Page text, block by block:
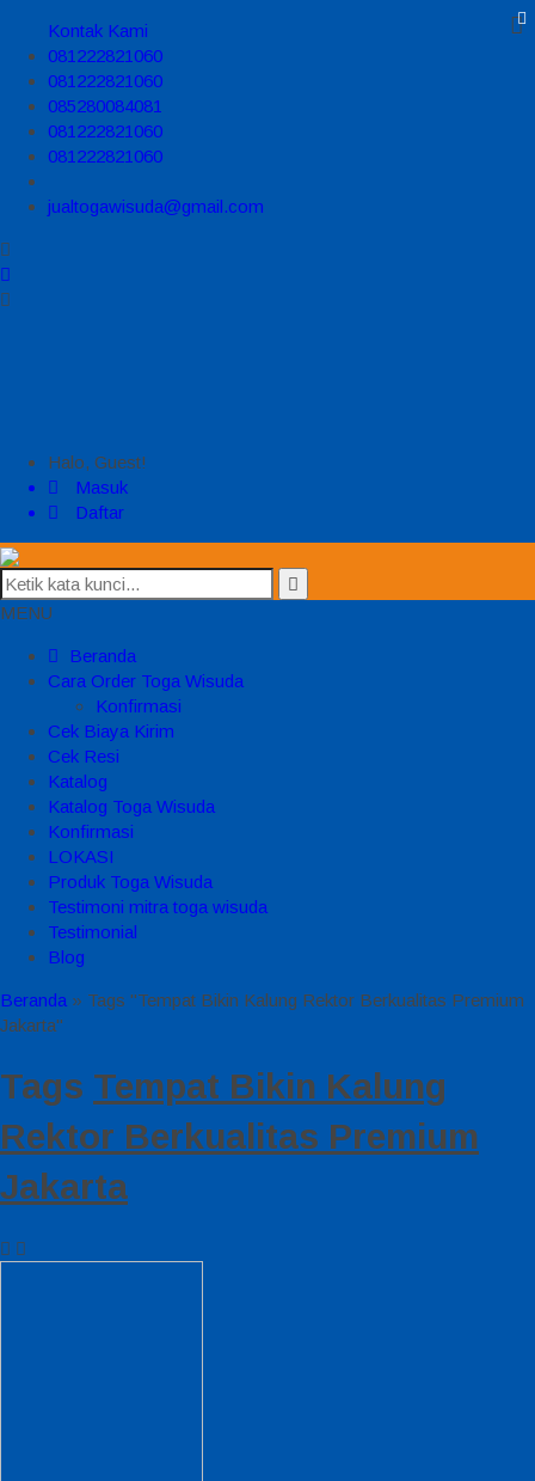
Kontak Kami
081222821060
081222821060
085280084081
081222821060
081222821060
jualtogawisuda@gmail.com
Halo, Guest!
Masuk
Daftar
MENU
Beranda
Cara Order Toga Wisuda
Konfirmasi
Cek Biaya Kirim
Cek Resi
Katalog
Katalog Toga Wisuda
Konfirmasi
LOKASI
Produk Toga Wisuda
Testimoni mitra toga wisuda
Testimonial
Blog
Beranda » Tags "Tempat Bikin Kalung Rektor Berkualitas Premium
Jakarta"
Tags Tempat Bikin Kalung
Rektor Berkualitas Premium
Jakarta